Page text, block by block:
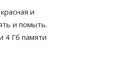
и
и помыть.
4 Гб памяти